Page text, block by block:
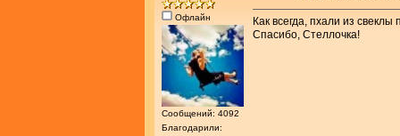
Офлайн
Сообщений: 4092
Благодарили:
Как всегда, пхали из свеклы
Спасибо, Стеллочка!